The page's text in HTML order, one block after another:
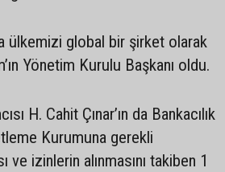
ülkemizi global bir şirket olarak
Yönetim Kurulu Başkanı oldu.
H. Cahit Çınar’ın da Bankacılık
Kurumuna gerekli
ve izinlerin alınmasını takiben 1